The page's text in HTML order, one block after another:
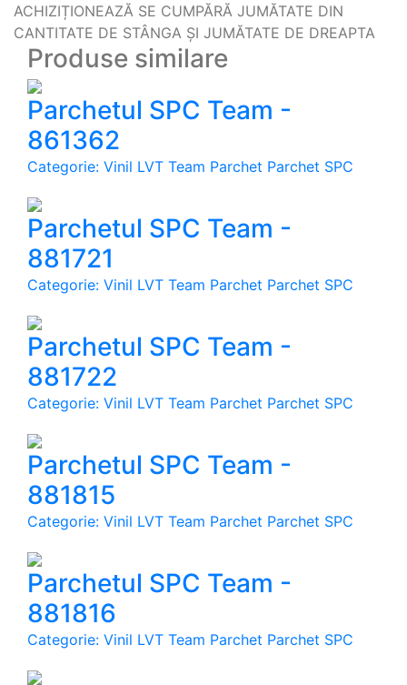
ACHIZIȚIONEAZĂ SE CUMPĂRĂ JUMĂTATE DIN
CANTITATE DE STÂNGA ȘI JUMĂTATE DE DREAPTA
Produse similare
Parchetul SPC Team -
861362
Categorie: Vinil LVT Team Parchet Parchet SPC
Parchetul SPC Team -
881721
Categorie: Vinil LVT Team Parchet Parchet SPC
Parchetul SPC Team -
881722
Categorie: Vinil LVT Team Parchet Parchet SPC
Parchetul SPC Team -
881815
Categorie: Vinil LVT Team Parchet Parchet SPC
Parchetul SPC Team -
881816
Categorie: Vinil LVT Team Parchet Parchet SPC